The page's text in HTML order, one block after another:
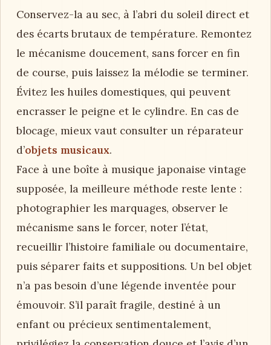
Conservez-la au sec, à l’abri du soleil direct et
des écarts brutaux de température. Remontez
le mécanisme doucement, sans forcer en fin
de course, puis laissez la mélodie se terminer.
Évitez les huiles domestiques, qui peuvent
encrasser le peigne et le cylindre. En cas de
blocage, mieux vaut consulter un réparateur
d’objets musicaux.
Face à une boîte à musique japonaise vintage
supposée, la meilleure méthode reste lente :
photographier les marquages, observer le
mécanisme sans le forcer, noter l’état,
recueillir l’histoire familiale ou documentaire,
puis séparer faits et suppositions. Un bel objet
n’a pas besoin d’une légende inventée pour
émouvoir. S’il paraît fragile, destiné à un
enfant ou précieux sentimentalement,